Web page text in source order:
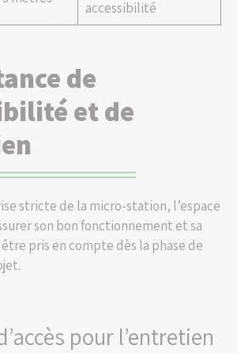
accessibilité
de
et de
stricte de la micro-station, l’espace
son bon fonctionnement et sa
pris en compte dès la phase de
pour l’entretien